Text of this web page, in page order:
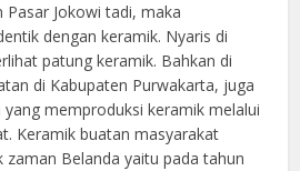
Pasar Jokowi tadi, maka
dengan keramik. Nyaris di
patung keramik. Bahkan di
di Kabupaten Purwakarta, juga
yang memproduksi keramik melalui
Keramik buatan masyarakat
zaman Belanda yaitu pada tahun